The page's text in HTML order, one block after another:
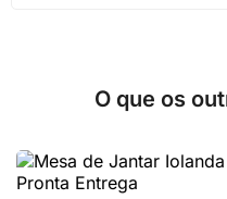
O que os